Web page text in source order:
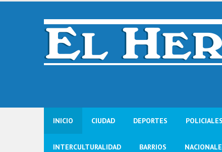
Skip
INICIO CIUDAD DEPORTES POLICIALES
INTERCULTURALIDAD BARRIOS